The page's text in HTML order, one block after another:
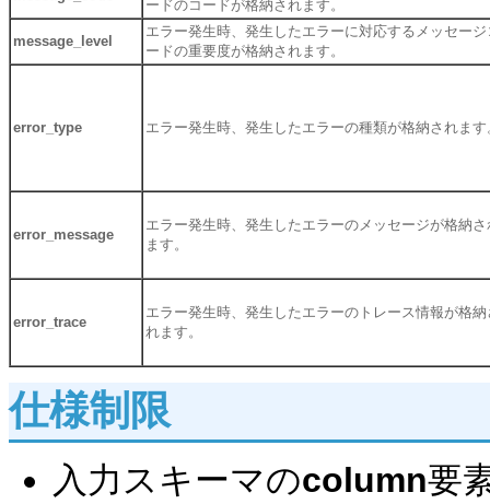
ードのコードが格納されます。
message_level
エラー発生時、発生したエラーに対応するメッセージ
ードの重要度が格納されます。
error_type エラー発生時、発生したエラーの種類が格納されます
error_message
エラー発生時、発生したエラーのメッセージが格納さ
ます。
error_trace
エラー発生時、発生したエラーのトレース情報が格納
れます。
仕様制限
入力スキーマのcolumn要